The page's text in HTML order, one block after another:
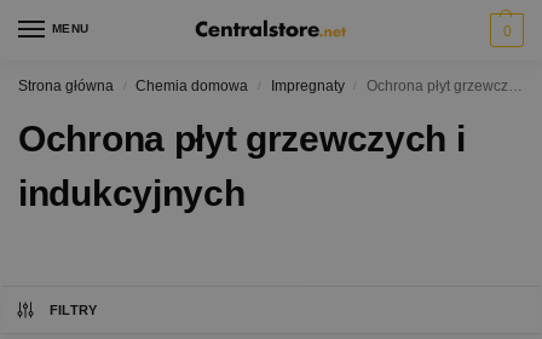
MENU 0
Strona główna / Chemia domowa / Impregnaty Ochrona płyt grzewczych i indukcyjnych
Ochrona płyt grzewczych i
indukcyjnych
FILTRY